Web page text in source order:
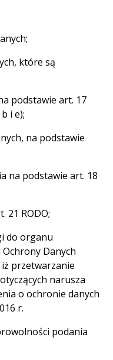
które są
podstawie art. 17
i e);
na podstawie
podstawie art. 18
RODO;
do organu
Danych
przetwarzanie
narusza
o ochronie danych
r.
podania